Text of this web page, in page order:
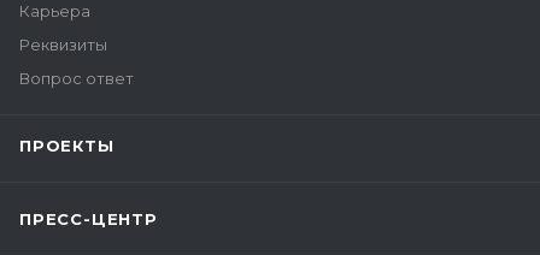
Карьера
Реквизиты
Вопрос ответ
ПРОЕКТЫ
ПРЕСС-ЦЕНТР